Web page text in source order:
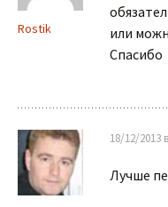
Rostik
или
Спасибо
18/12/2013
Лучше